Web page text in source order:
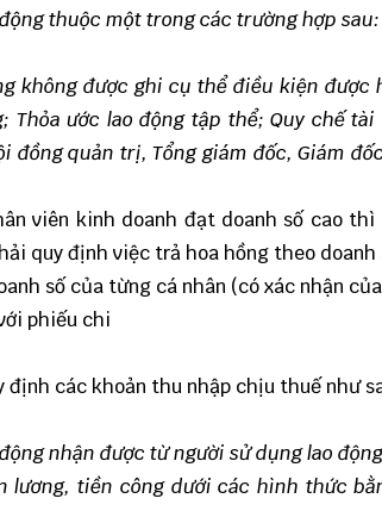
thuộc một trong các trường hợp sau:
không được ghi cụ thể điều kiện được
ước lao động tập thể; Quy chế
đồng quản trị, Tổng giám đốc, Giám
viên kinh doanh đạt doanh số cao thì
quy định việc trả hoa hồng theo doanh
số của từng cá nhân (có xác nhận
phiếu chi
định các khoản thu nhập chịu thuế như
nhận được từ người sử dụng lao
tiền công dưới các hình thức